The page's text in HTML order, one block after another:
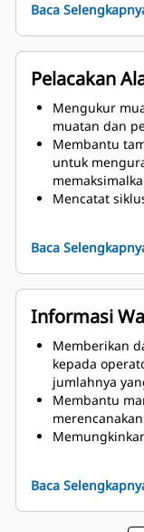
dan memuat
Meningkatkan
operator di
Meningkatkan
permukaan
kabin.
Baca
Pelacakan
Mengukur
muatan dan
Membantu
untuk
Mencatat
panduan
Menawarkan
supervisor
progres
lokasi semua
memberikan
desain.
Baca
Informasi
Memberikan
kepada
jumlahnya
Membantu
dan
Baca